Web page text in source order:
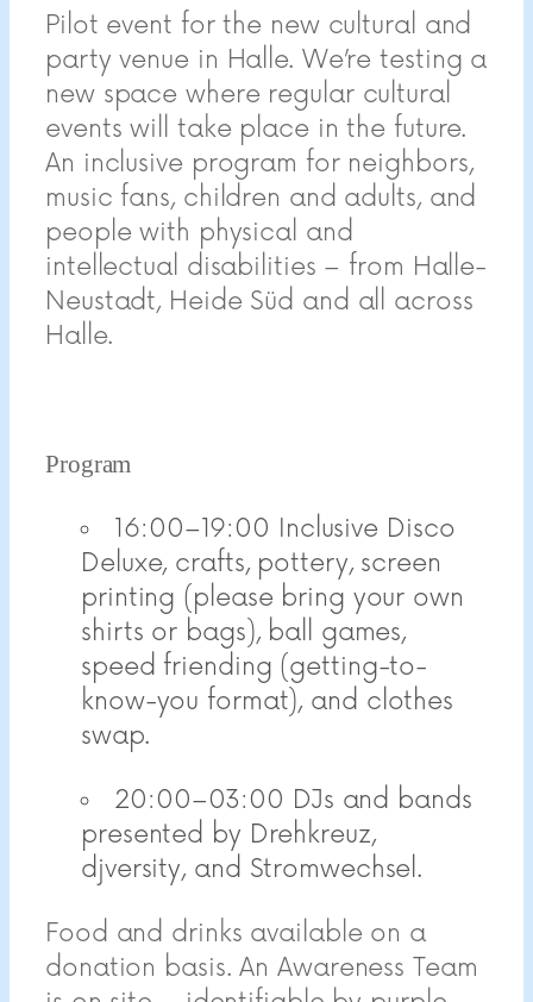
Pilot event for the new cultural and
party venue in Halle. We’re testing a
new space where regular cultural
events will take place in the future.
An inclusive program for neighbors,
music fans, children and adults, and
people with physical and
intellectual disabilities – from Halle-
Neustadt, Heide Süd and all across
Halle.
Program
16:00–19:00 Inclusive Disco
Deluxe, crafts, pottery, screen
printing (please bring your own
shirts or bags), ball games,
speed friending (getting-to-
know-you format), and clothes
swap.
20:00–03:00 DJs and bands
presented by Drehkreuz,
djversity, and Stromwechsel.
Food and drinks available on a
donation basis. An Awareness Team